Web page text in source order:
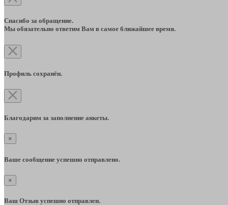
Спасибо за обращение.
Мы обязательно ответим Вам в самое ближайшее время.
Профиль сохранён.
Благодарим за заполнение анкеты.
×
Ваше сообщение успешно отправлено.
×
Ваш Отзыв успешно отправлен.